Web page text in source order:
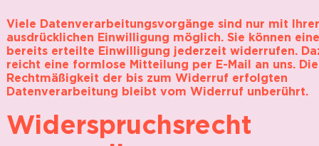
Viele Datenverarbeitungsvorgänge sind nur mit Ihrer
ausdrücklichen Einwilligung möglich. Sie können eine
bereits erteilte Einwilligung jederzeit widerrufen.
reicht eine formlose Mitteilung per E-Mail an uns. Die
Rechtmäßigkeit der bis zum Widerruf erfolgten
Datenverarbeitung bleibt vom Widerruf unberührt.
Widerspruchsrecht